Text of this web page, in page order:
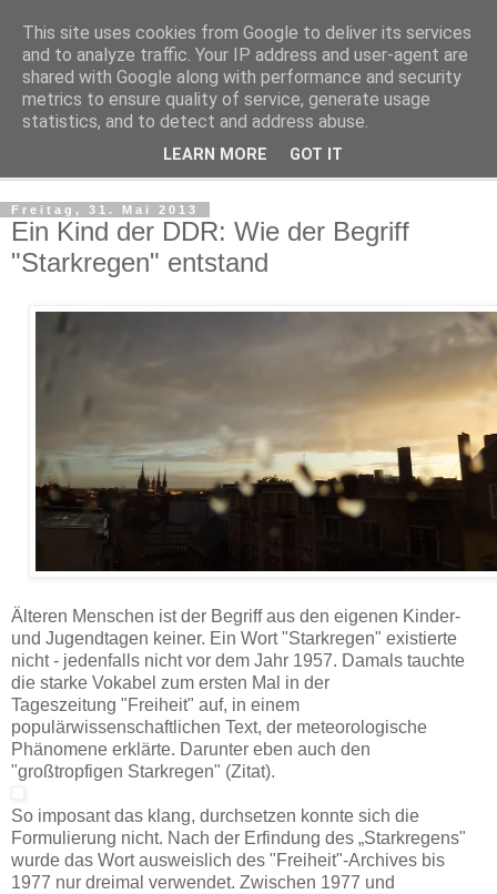
Kludge
Private Notizen aus Halle an der Saale
Freitag, 31. Mai 2013
Ein Kind der DDR: Wie der Begriff
"Starkregen" entstand
Älteren Menschen ist der Begriff aus den eigenen Kinder-
und Jugendtagen keiner. Ein Wort "Starkregen" existierte
nicht - jedenfalls nicht vor dem Jahr 1957. Damals tauchte
die starke Vokabel zum ersten Mal in der
Tageszeitung "Freiheit" auf, in einem
populärwissenschaftlichen Text, der meteorologische
Phänomene erklärte. Darunter eben auch den
"großtropfigen Starkregen" (Zitat).
So imposant das klang, durchsetzen konnte sich die
Formulierung nicht. Nach der Erfindung des „Starkregens"
wurde das Wort ausweislich des "Freiheit"-Archives bis
1977 nur dreimal verwendet. Zwischen 1977 und
This site uses cookies from Google to deliver its services
and to analyze traffic. Your IP address and user-agent are
shared with Google along with performance and security
metrics to ensure quality of service, generate usage
statistics, and to detect and address abuse.
LEARN MORE GOT IT